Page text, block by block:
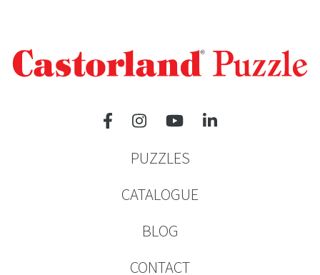
PUZZLES
CATALOGUE
BLOG
CONTACT